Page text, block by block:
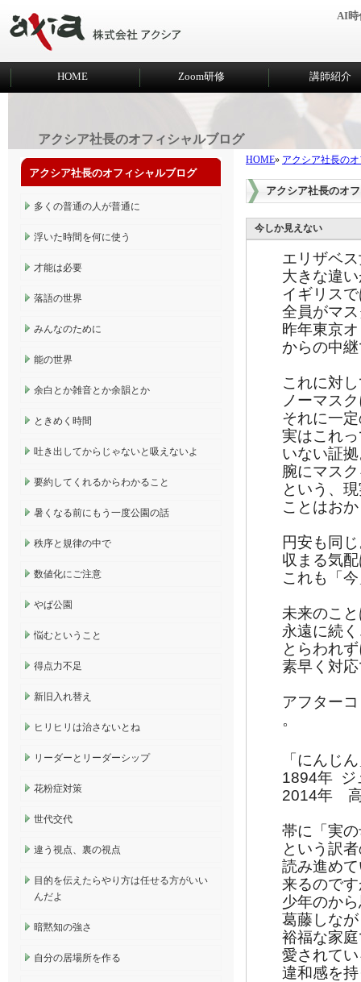
AI時
HOME Zoom研修 講師紹介
アクシア社長のオフィシャルブログ
HOME» アクシア社長の
アクシア社長のオ
今しか見えない
エリザベ
大きな違
イギリス
全員がマ
昨年東京
からの中
これに対
ノーマス
それに一
実はこれ
いない証
腕にマス
という、
ことはお
円安も同
収まる気
これも「
未来のこ
永遠に続
とらわれ
素早く対
アフター
。
「にんじ
1894年
2014年
帯に「実
という訳
読み進め
来るので
少年のか
葛藤しな
裕福な家
愛されて
違和感を
アクシア社長のオフィシャルブログ
多くの普通の人が普通に
浮いた時間を何に使う
才能は必要
落語の世界
みんなのために
能の世界
余白とか雑音とか余韻とか
ときめく時間
吐き出してからじゃないと吸えないよ
要約してくれるからわかること
暑くなる前にもう一度公園の話
秩序と規律の中で
数値化にご注意
やぱ公園
悩むということ
得点力不足
新旧入れ替え
ヒリヒリは治さないとね
リーダーとリーダーシップ
花粉症対策
世代交代
違う視点、裏の視点
目的を伝えたらやり方は任せる方がいい
んだよ
暗黙知の強さ
自分の居場所を作る